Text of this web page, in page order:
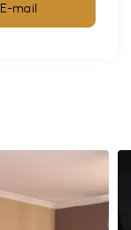
E-mail